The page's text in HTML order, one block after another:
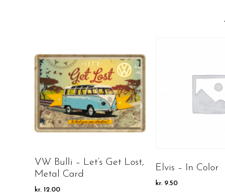
VW Bulli – Let’s Get Lost,
Metal Card
kr. 12.00
Elvis – In Color
kr. 9.50